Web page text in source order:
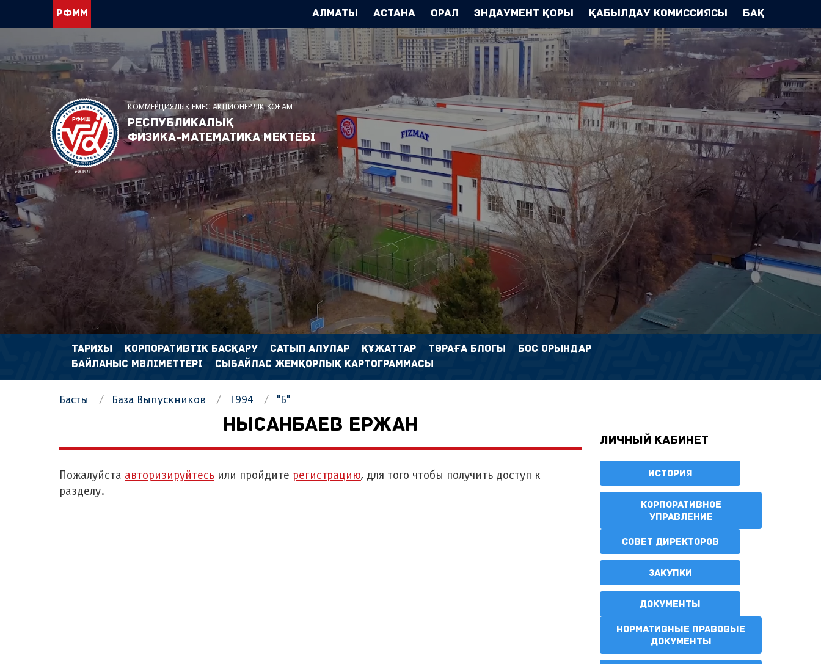
РФММ Алматы Астана Орал Эндаумент Қоры Қабылдау комиссиясы БАҚ
КОММЕРЦИЯЛЫҚ ЕМЕС АКЦИОНЕРЛІК ҚОҒАМ
Республикалық
физика-математика мектебі
ТАРИХЫ КОРПОРАТИВТІК БАСҚАРУ САТЫП АЛУЛАР ҚҰЖАТТАР ТӨРАҒА БЛОГЫ
БОС ОРЫНДАР
БАЙЛАНЫС МӘЛІМЕТТЕРІ
СЫБАЙЛАС ЖЕМҚОРЛЫҚ КАРТОГРАММАСЫ
Басты База Выпускников 1994 "Б"
НЫСАНБАЕВ ЕРЖАН
Пожалуйста авторизируйтесь или пройдите регистрацию, для того чтобы получить доступ к
разделу.
Личный кабинет
ИСТОРИЯ
КОРПОРАТИВНОЕ
УПРАВЛЕНИЕ
СОВЕТ ДИРЕКТОРОВ
ЗАКУПКИ
ДОКУМЕНТЫ
НОРМАТИВНЫЕ ПРАВОВЫЕ
ДОКУМЕНТЫ